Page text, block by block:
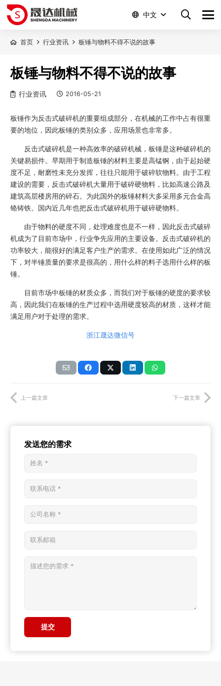
中文
首页 行业资讯 板锤与物料不得不说的故事
板锤与物料不得不说的故事
行业资讯 2016-05-21
板锤作为反击式破碎机的重要组成部分，在机械的工作中占有很重
要的地位，因此板锤的类别众多，应用场景也非常多。
反击式破碎机是一种高效率的破碎机械，板锤是这种破碎机的
关键易损件。早期用于制造板锤的材料主要是高锰锕，由于起始硬
度不足，耐磨性未充分发挥，往往只能用于破碎软物料。由于工程
建设的需要，反击式破碎机大量用于破碎硬物料，比如高速公路及
建筑高层楼房用的碎石。为此国外的板锤材料大多采用多元合金高
铬铸铁。国内近几年也把反击式破碎机用于破碎硬物料。
由于物料的硬度不同，处理难度也是不一样，因此反击式破碎
机成为了目前市场中，行业争先应用的主要设备。反击式破碎机的
功率较大，能很好的满足客户生产的需求。在使用如此广泛的情况
下，对半锤质量的要求是很高的，用什么样的料子选用什么样的板
锤。
目前市场中板锤的材质众多，而我们对于板锤的硬度的要求较
高，因此我们在板锤的生产过程中选用硬度较高的材质，这样才能
满足用户对于处理的需求。
浙江晟达微信号
上一篇文章 下一篇文章
发送您的需求
提交